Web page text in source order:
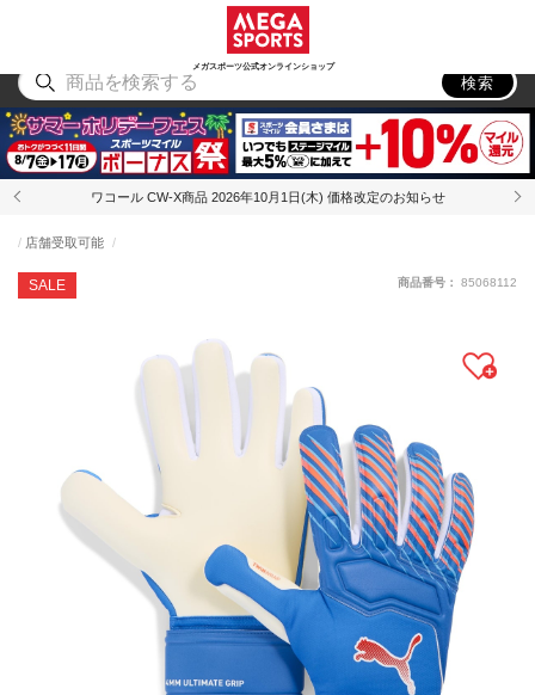
メガスポーツ公式オンラインショップ
アウトドア
検索
ワコール CW-X商品 2026年10月1日(木) 価格改定のお知らせ
SALE
店舗受取可能
商品番号： 85068112